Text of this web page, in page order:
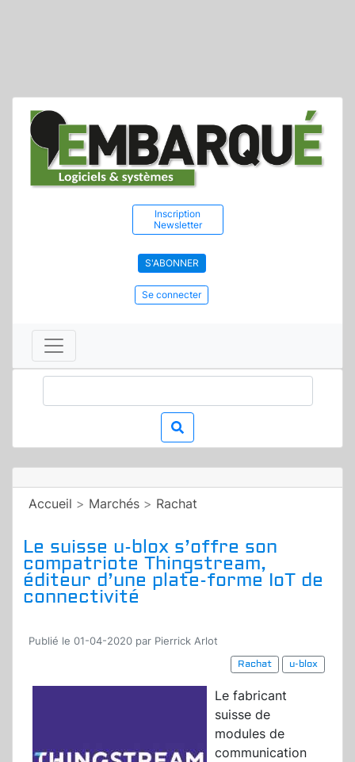
Inscription
Newsletter
S'ABONNER
Se connecter
Accueil > Marchés > Rachat
Le suisse u-blox s’offre son
compatriote Thingstream,
éditeur d’une plate-forme IoT de
connectivité
Publié le 01-04-2020 par Pierrick Arlot
Rachat
u-blox
Le fabricant
suisse de
modules de
communication